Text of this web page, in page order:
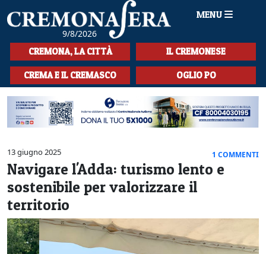
9/8/2026
MENU
HOME
CRONACA
SPORT
LA MUSICA
CULTURA
LA STORIA
SPETTACOLI
L'EDITORIALE
SEZIONI
CREMONA, LA CITTÀ IL CREMONESE
CREMA E IL CREMASCO OGLIO PO
13 giugno 2025 1 COMMENTI
Navigare l'Adda: turismo lento e
sostenibile per valorizzare il
territorio